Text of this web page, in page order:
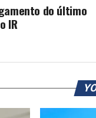
do último
IR